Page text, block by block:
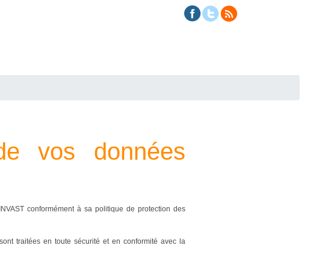
vos données
conformément à sa politique de protection des
traitées en toute sécurité et en conformité avec la